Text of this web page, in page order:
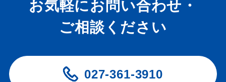
お気軽にお問い合わせ・
ご相談ください
027-361-3910